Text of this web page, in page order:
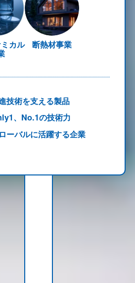
カル 断熱材事業
技術を支える製品
、No.1の技術力
ーバルに活躍する企業